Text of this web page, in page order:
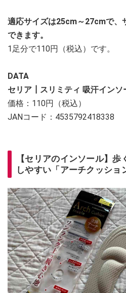
適応サイズは25cm～27cmで、
できます。
1足分で110円（税込）です。
DATA
セリア┃スリミティ 吸汗インソ
価格：110円（税込）
JANコード：4535792418338
【セリアのインソール】
しやすい「アーチクッショ